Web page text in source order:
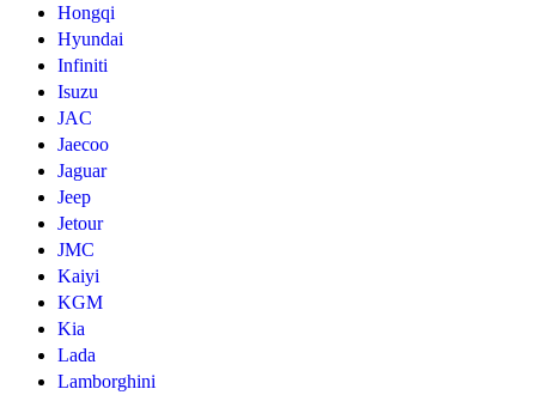
Hongqi
Hyundai
Infiniti
Isuzu
JAC
Jaecoo
Jaguar
Jeep
Jetour
JMC
Kaiyi
KGM
Kia
Lada
Lamborghini